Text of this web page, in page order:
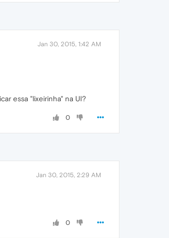
Jan 30, 2015, 1:42 AM
essa "lixeirinha" na UI?
0
Jan 30, 2015, 2:29 AM
0